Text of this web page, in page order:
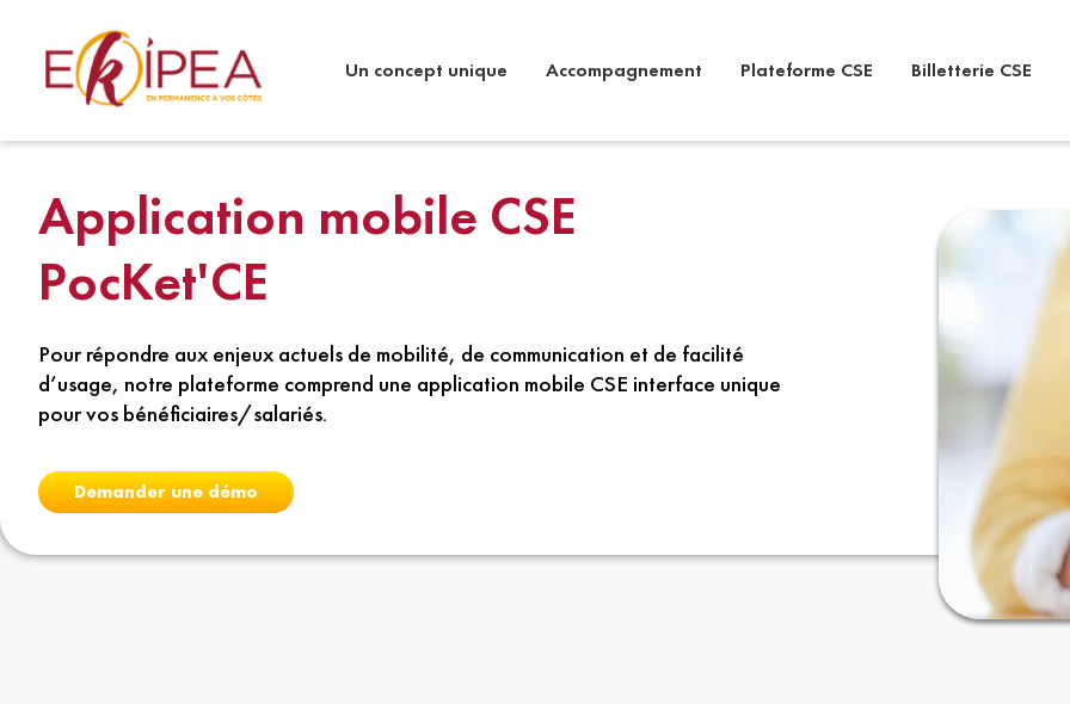
Un concept unique Accompagnement Plateforme CSE Billetterie CSE
Application mobile CSE
PocKet'CE
Pour répondre aux enjeux actuels de mobilité, de communication et de facilité
d’usage, notre plateforme comprend une application mobile CSE interface unique
pour vos bénéficiaires/salariés.
Demander une démo